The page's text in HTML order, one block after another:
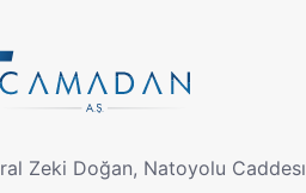
Zeki Doğan, Natoyolu Caddesı